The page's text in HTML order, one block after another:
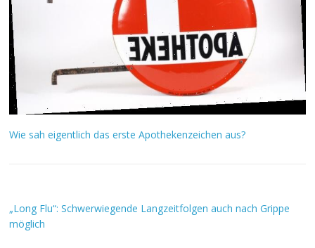
Wie sah eigentlich das erste Apothekenzeichen aus?
„Long Flu“: Schwerwiegende Langzeitfolgen auch nach Grippe
möglich